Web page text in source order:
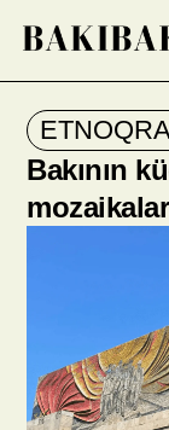
Bakının
mozaikalar